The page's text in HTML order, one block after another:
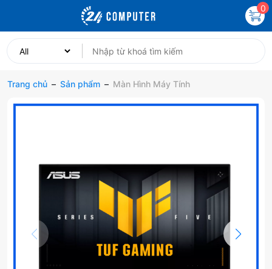
0
Trang chủ – Sản phẩm – Màn Hình Máy Tính